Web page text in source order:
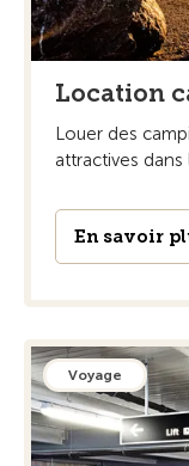
Location
Louer des
attractives
En savoir
Voyage